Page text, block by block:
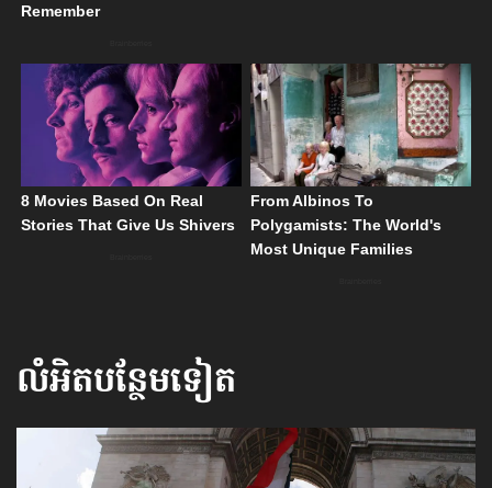
លំអិតបន្ថែមទៀត